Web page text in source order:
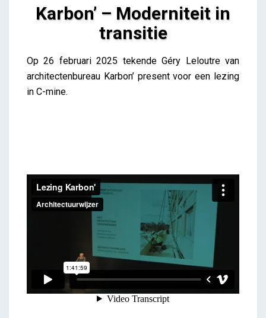
Karbon’ – Moderniteit in
transitie
Karbon’ – Moderniteit in transitie
Lieve Drooghmans
Op 26 februari 2025 tekende Géry Leloutre van
architectenbureau Karbon’ present voor een lezing
in C-mine.